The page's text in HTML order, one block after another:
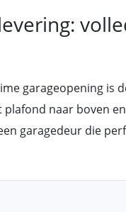
garageopening is
naar boven
garagedeur die